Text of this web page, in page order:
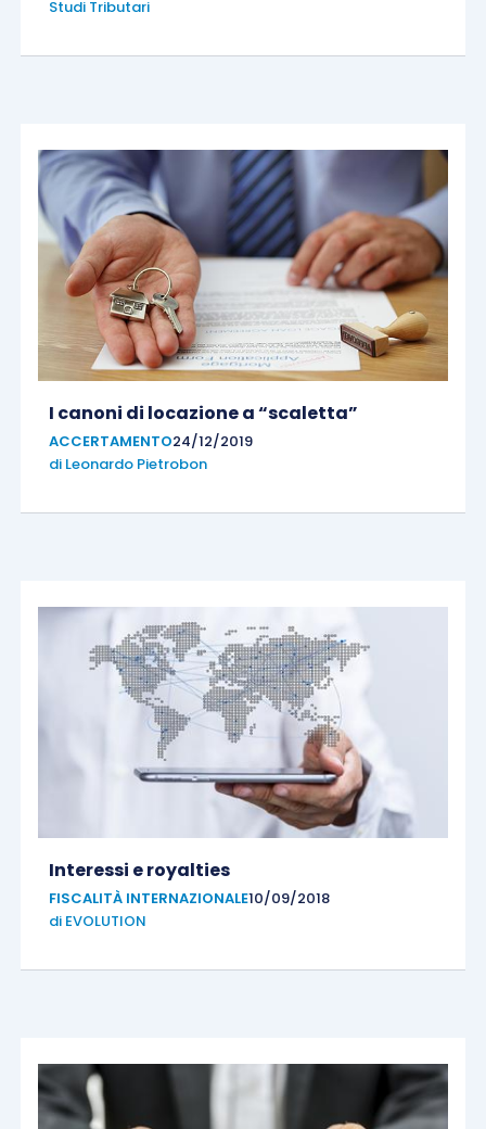
Studi Tributari
I canoni di locazione a “scaletta”
ACCERTAMENTO24/12/2019
di Leonardo Pietrobon
Interessi e royalties
FISCALITÀ INTERNAZIONALE10/09/2018
di EVOLUTION